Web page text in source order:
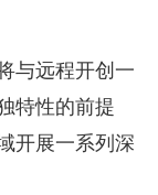
与远程开创一
特性的前提
开展一系列深